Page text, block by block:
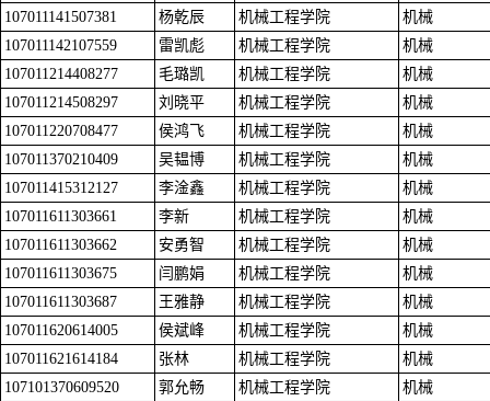
107011141507381
杨乾辰 机械工程学院
机械
107011142107559
雷凯彪 机械工程学院
机械
107011214408277
毛璐凯 机械工程学院
机械
107011214508297
刘晓平 机械工程学院
机械
107011220708477
侯鸿飞 机械工程学院
机械
107011370210409
吴韫博 机械工程学院
机械
107011415312127
李淦鑫 机械工程学院
机械
107011611303661
李新 机械工程学院
机械
107011611303662
安勇智 机械工程学院
机械
107011611303675
闫鹏娟 机械工程学院
机械
107011611303687
王雅静 机械工程学院
机械
107011620614005
侯斌峰 机械工程学院
机械
107011621614184
张林 机械工程学院
机械
107101370609520
郭允畅 机械工程学院
机械